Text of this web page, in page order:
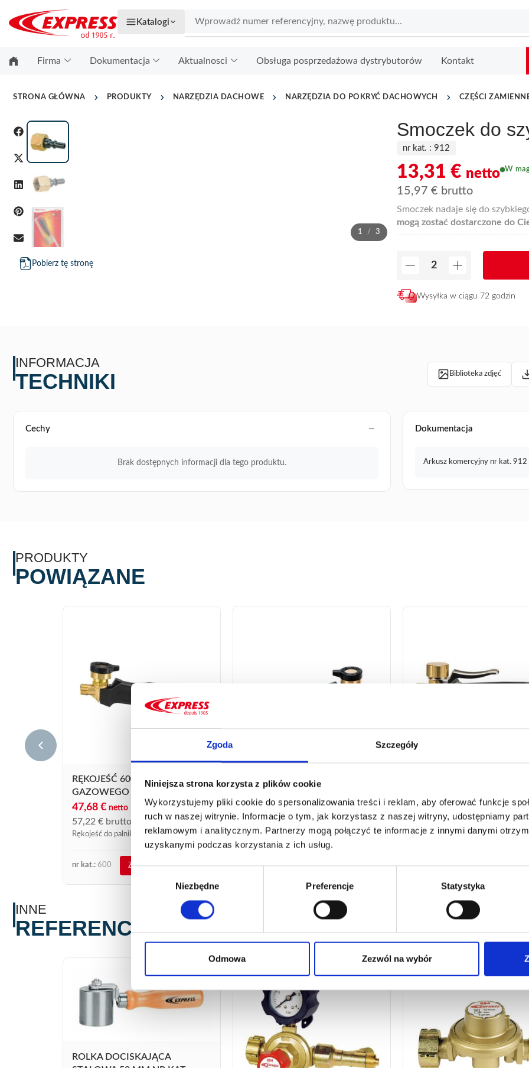
Zgoda Szczegóły
Niniejsza strona korzysta z plików cookie
Wykorzystujemy pliki cookie do spersonalizowania treści i reklam, aby oferować funkcje
ruch w naszej witrynie. Informacje o tym, jak korzystasz z naszej witryny, udostępniamy
reklamowym i analitycznym. Partnerzy mogą połączyć te informacje z innymi danymi
uzyskanymi podczas korzystania z ich usług.
Niezbędne Preferencje Statystyka
Odmowa Zezwól na wybór
Katalogi
Firma Dokumentacja Aktualnosci Obsługa posprzedażowa dystrybutorów Kontakt
STRONA GŁÓWNA PRODUKTY NARZĘDZIA DACHOWE NARZĘDZIA DO POKRYĆ DACHOWYCH CZĘŚCI
1 / 3
Pobierz tę stronę
Smoczek do
nr kat. : 912
13,31 € netto
15,97 € brutto
W
Smoczek nadaje się do
mogą zostać dostarczone do
Wysyłka w ciągu 72 godzin
INFORMACJA
TECHNIKI Biblioteka zdjęć
Cechy
Brak dostępnych informacji dla tego produktu.
Dokumentacja
Arkusz komercyjny nr kat. 912
PRODUKTY
POWIĄZANE
RĘKOJEŚĆ 600 DO PALNIKA
GAZOWEGO
47,68 € netto
57,22 € brutto
Rękojeść do palników gazowych.
nr kat.: 600 ZOBACZ SZCZEGÓŁY
RĘKOJEŚĆ 602 DO PALNIKA
GAZOWEGO
70,70€ netto
84,84€brutto
Rękojeść do palników gazowych.
nr kat.:602 ZOBACZ SZCZEGÓŁY
89,12€ netto
106,94€ brutto
Rękojeść do palników dekarskich
nr kat.:620 ZOBACZ
INNE
REFERENCJE
ROLKA DOCISKAJĄCA